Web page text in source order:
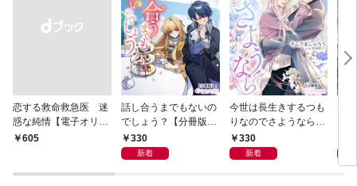
恋する救命救急医 迷
惑な純情【電子オリジ
ナル】
￥605
話し合うまでもないの
でしょう？【分冊版】
1 330
新着
今世は長生きするつも
りなのでさようなら
【分冊版】1
330
新着